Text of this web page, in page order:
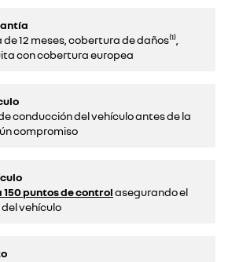
12 meses, cobertura de daños⁽¹⁾,
con cobertura europea
conducción del vehículo antes de la
compromiso‌
150 puntos de controlasegurando el
vehículo